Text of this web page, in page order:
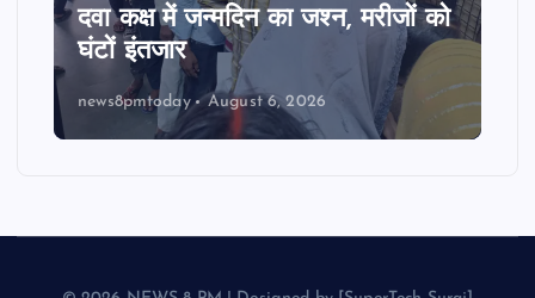
दवा कक्ष में जन्मदिन का जश्न, मरीजों को
घंटों इंतजार
news8pmtoday August 6, 2026